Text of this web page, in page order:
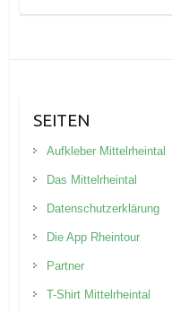
SEITEN
Aufkleber Mittelrheintal
Das Mittelrheintal
Datenschutzerklärung
Die App Rheintour
Partner
T-Shirt Mittelrheintal